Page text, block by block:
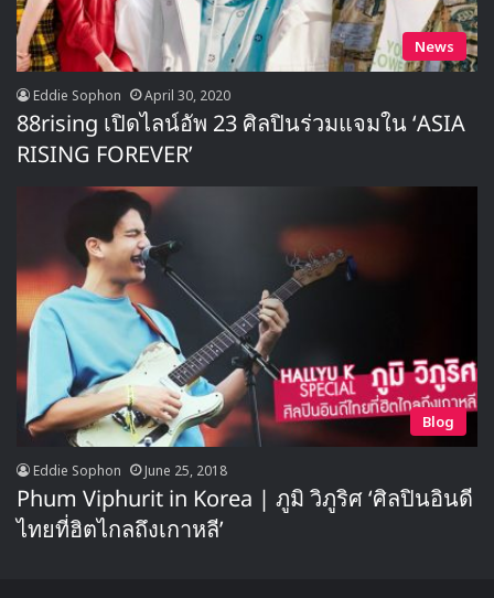
News
Eddie Sophon April 30, 2020
88rising เปิดไลน์อัพ 23 ศิลปินร่วมแจมใน ‘ASIA
RISING FOREVER’
Blog
Eddie Sophon June 25, 2018
Phum Viphurit in Korea | ภูมิ วิภูริศ ‘ศิลปินอินดี
ไทยที่ฮิตไกลถึงเกาหลี’